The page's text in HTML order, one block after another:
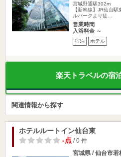
宮城野通駅302m
【新幹線】JR仙台
ルパークより徒…
営業時間
入浴料金 ～
宿泊 ホテル
楽天トラベルの宿
関連情報から探す
ホテルルートイン仙台東
-点/ 0 件
宮城県 / 仙台市若